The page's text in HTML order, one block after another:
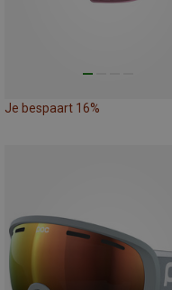
Je bespaart 16%